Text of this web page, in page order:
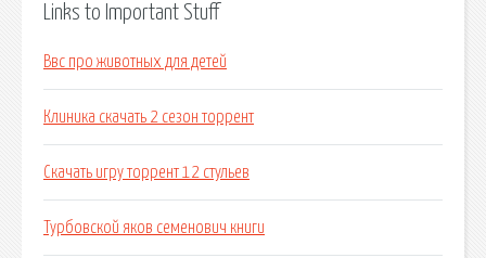
Links to Important Stuff
Ввс про животных для детей
Клиника скачать 2 сезон торрент
Скачать игру торрент 12 стульев
Турбовской яков семенович книги